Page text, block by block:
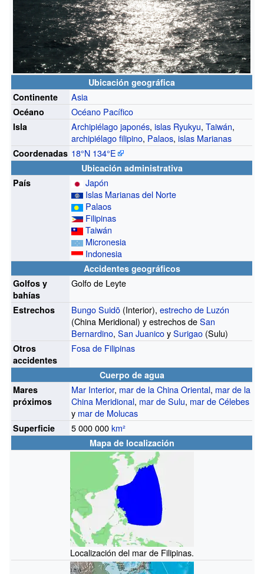
Ubicación geográfica
Continente
Asia
Océano Océano Pacífico
Isla Archipiélago japonés,islas Ryukyu,Taiwán,
archipiélago filipino, Palaos,islas Marianas
Coordenadas 18°N 134°E
Ubicación administrativa
País
Japón
Islas Marianas del Norte
Palaos
Filipinas
Taiwán
Micronesia
Indonesia
Accidentes geográficos
Golfos y
bahías
Golfo de Leyte
Estrechos Bungo Suidō (Interior),estrecho de Luzón
(China Meridional) y estrechos deSan
Bernardino,San JuanicoySurigao (Sulu)
Otros
accidentes
Fosa de Filipinas
Cuerpo de agua
Mares
próximos
Mar Interior, mar de la China Oriental, mar de la
China Meridional, mar de Sulu, mar de Célebes
y mar de Molucas
Superficie 5 000 000km²
Mapa de localización
Localización del mar de Filipinas.